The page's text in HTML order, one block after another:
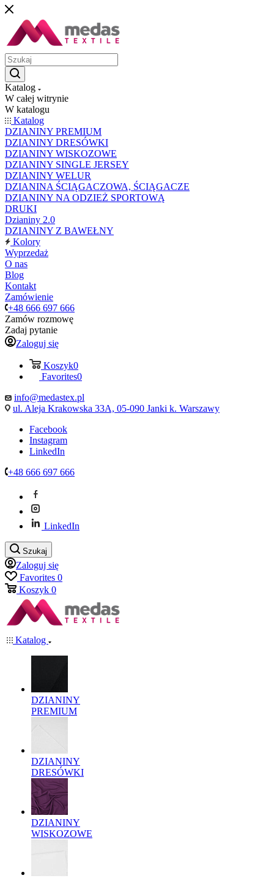
Katalog
W całej witrynie
W katalogu
Katalog
DZIANINY PREMIUM
DZIANINY DRESÓWKI
DZIANINY WISKOZOWE
DZIANINY SINGLE JERSEY
DZIANINY WELUR
DZIANINA ŚCIĄGACZOWA, ŚCIĄGACZE
DZIANINY NA ODZIEŻ SPORTOWĄ
DRUKI
Dzianiny 2.0
DZIANINY Z BAWEŁNY
Kolory
Wyprzedaż
O nas
Blog
Kontakt
Zamówienie
+48 666 697 666
Zamów rozmowę
Zadaj pytanie
Zaloguj się
Koszyk0
Favorites0
info@medastex.pl
ul. Aleja Krakowska 33A, 05-090 Janki k. Warszawy
Facebook
Instagram
LinkedIn
+48 666 697 666
LinkedIn
Szukaj
Zaloguj się
Favorites 0
Koszyk 0
Katalog
DZIANINY
PREMIUM
DZIANINY
DRESÓWKI
DZIANINY
WISKOZOWE